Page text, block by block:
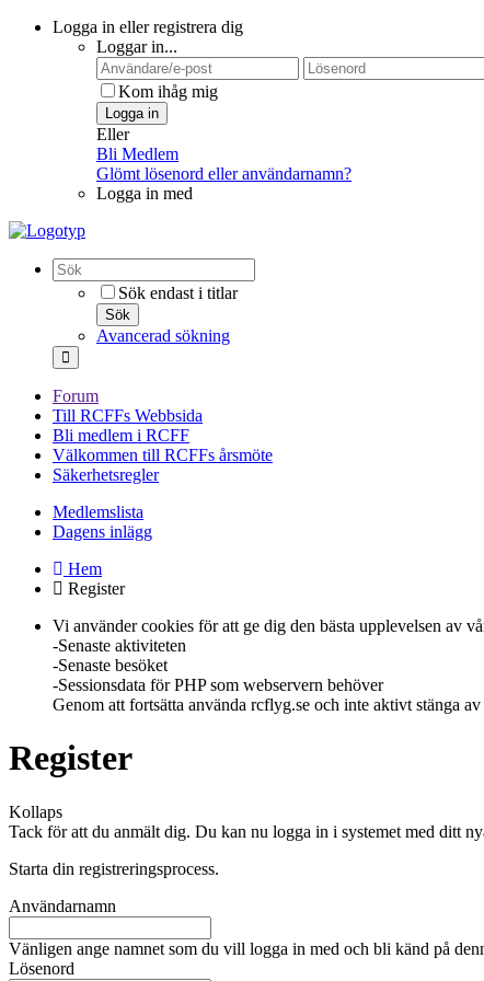
Logga in eller registrera dig
Loggar in...
Kom ihåg mig
Logga in
Eller
Bli Medlem
Glömt lösenord eller användarnamn?
Logga in med
Sök endast i titlar
Sök
Avancerad sökning
Forum
Till RCFFs Webbsida
Bli medlem i RCFF
Välkommen till RCFFs årsmöte
Säkerhetsregler
Medlemslista
Dagens inlägg
Hem
Register
Vi använder cookies för att ge dig den bästa upplevelsen av
-Senaste aktiviteten
-Senaste besöket
-Sessionsdata för PHP som webservern behöver
Genom att fortsätta använda rcflyg.se och inte aktivt stänga
Register
Kollaps
Tack för att du anmält dig. Du kan nu logga in i systemet med ditt
Starta din registreringsprocess.
Användarnamn
Vänligen ange namnet som du vill logga in med och bli känd på
Lösenord